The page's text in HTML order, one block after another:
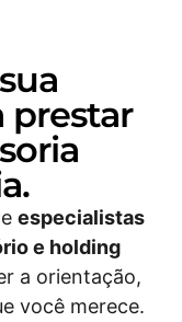
prestar
especialistas
e holding
a orientação,
você merece.